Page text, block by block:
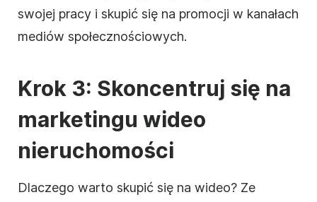
swojej pracy i skupić się na promocji w kanałach
mediów społecznościowych.
Krok 3: Skoncentruj się na
marketingu wideo
nieruchomości
Dlaczego warto skupić się na wideo? Ze